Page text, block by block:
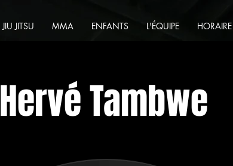
JIU JITSU MMA ENFANTS L'ÉQUIPE HORAIRE
Hervé Tambwe